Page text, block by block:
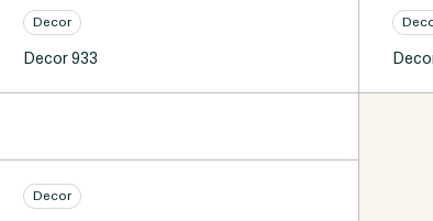
Decor
Decor 933
Decor